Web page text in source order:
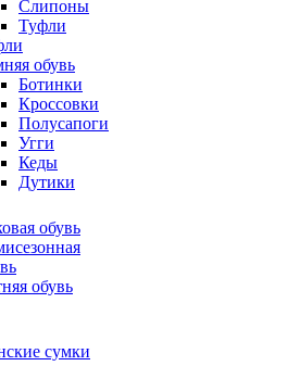
Слипоны
Туфли
обувь
Ботинки
Кроссовки
Полусапоги
Угги
Кеды
Дутики
обувь
обувь
сумки